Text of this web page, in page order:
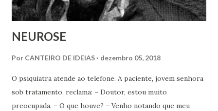
NEUROSE
Por CANTEIRO DE IDEIAS dezembro 05, 2018
O psiquiatra atende ao telefone. A paciente, jovem senhora
sob tratamento, reclama: – Doutor, estou muito
preocupada. – O que houve? – Venho notando que meu